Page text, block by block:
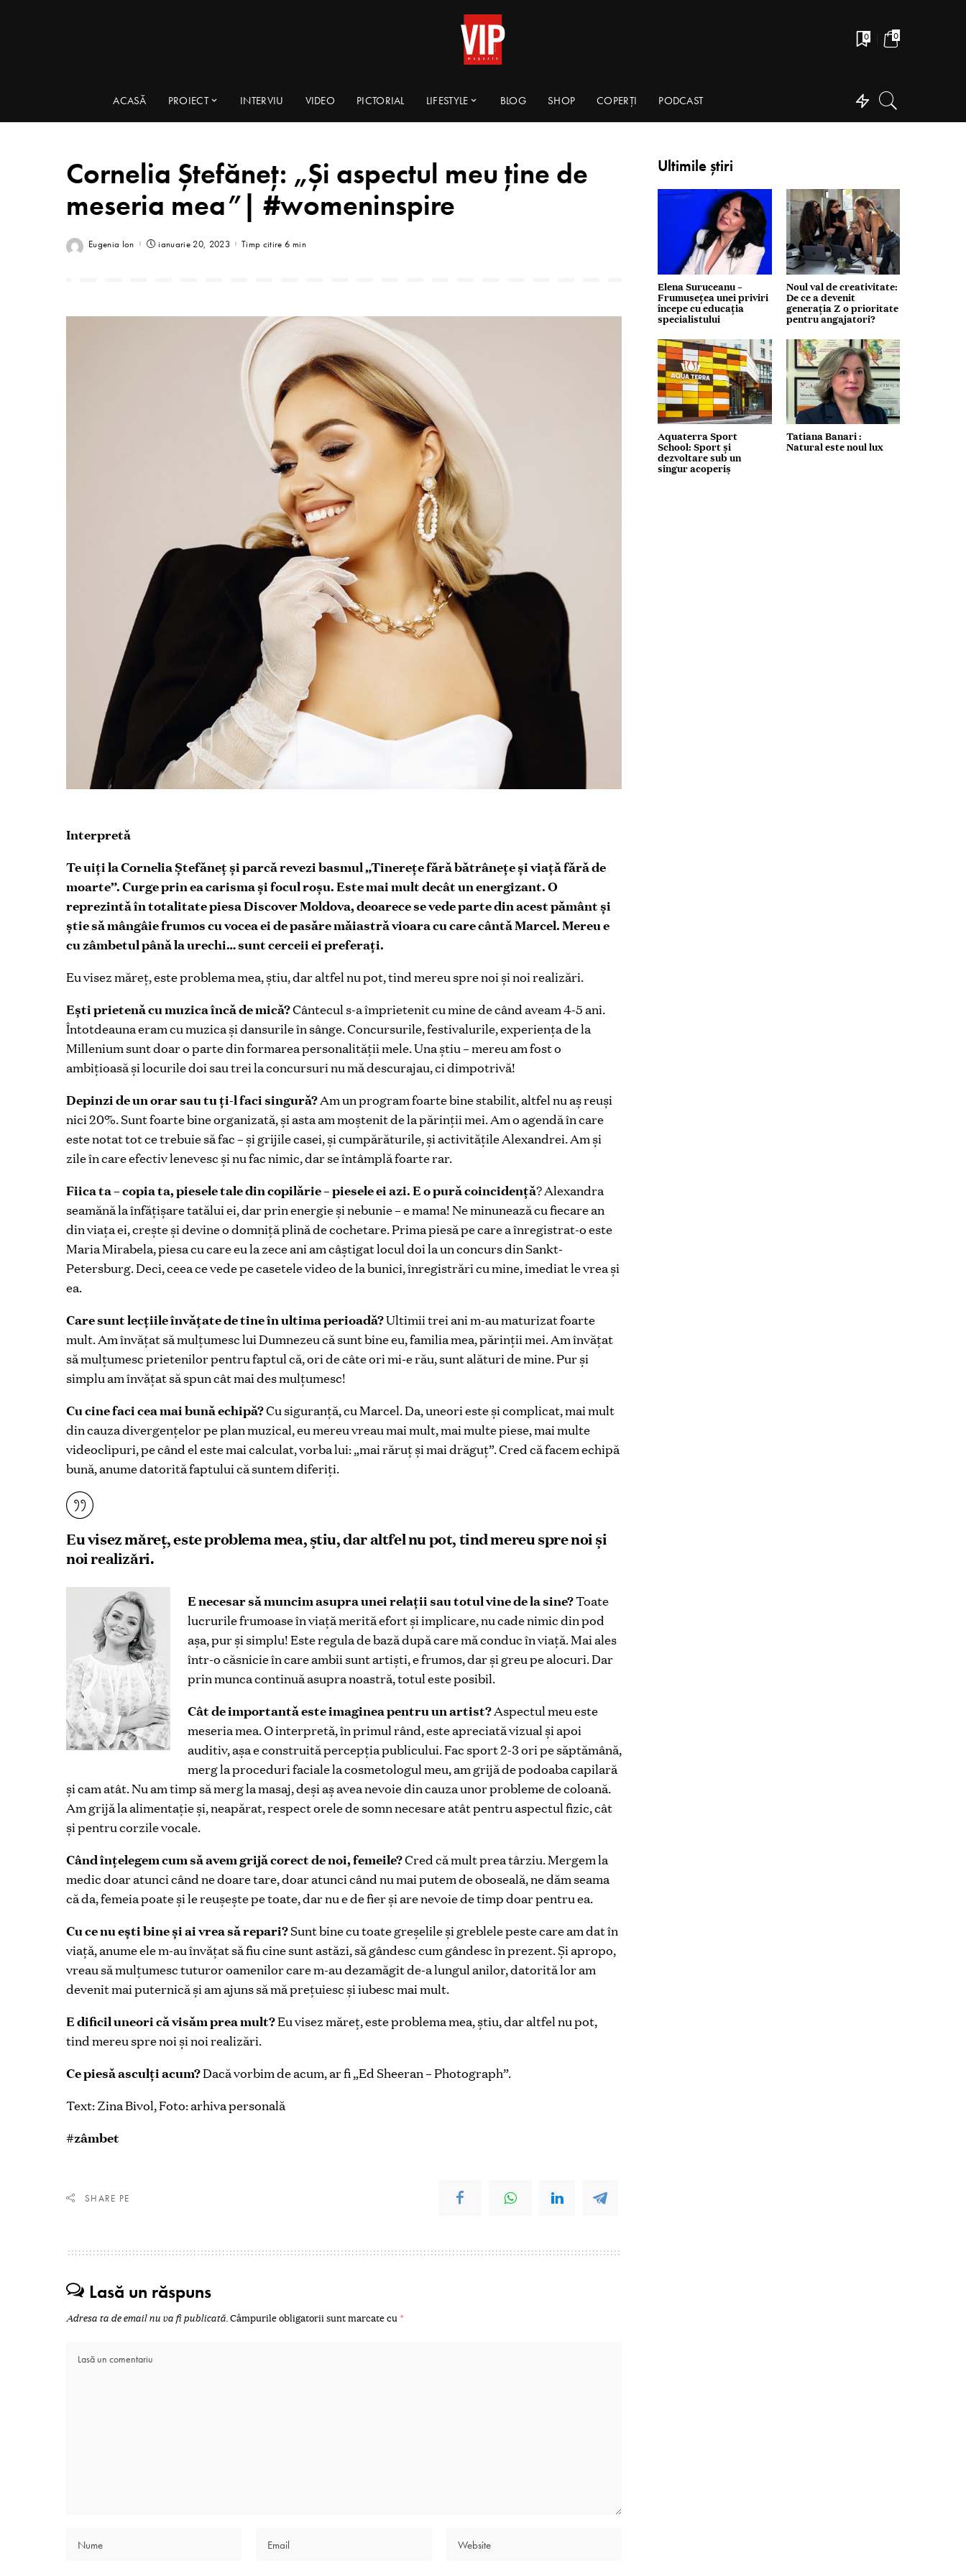
0 0
ACASĂ PROIECT INTERVIU VIDEO PICTORIAL LIFESTYLE BLOG SHOP COPERȚI PODCAST
Cornelia Ștefăneț: „Și aspectul meu ține de
meseria mea”| #womeninspire
Eugenia Ion ianuarie 20, 2023 Timp citire 6 min
Interpretă
Te uiți la Cornelia Ștefăneț și parcă revezi basmul „Tinerețe fără bătrânețe și viață fără de
moarte”. Curge prin ea carisma și focul roșu. Este mai mult decât un energizant. O
reprezintă în totalitate piesa Discover Moldova, deoarece se vede parte din acest pământ și
știe să mângâie frumos cu vocea ei de pasăre măiastră vioara cu care cântă Marcel. Mereu e
cu zâmbetul până la urechi… sunt cerceii ei preferați.
Eu visez măreț, este problema mea, știu, dar altfel nu pot, tind mereu spre noi și noi realizări.
Ești prietenă cu muzica încă de mică?Cântecul s-a împrietenit cu mine de când aveam 4-5 ani.
Întotdeauna eram cu muzica și dansurile în sânge. Concursurile, festivalurile, experiența de la
Millenium sunt doar o parte din formarea personalității mele. Una știu – mereu am fost o
ambițioasă și locurile doi sau trei la concursuri nu mă descurajau, ci dimpotrivă!
Depinzi de un orar sau tu ți-l faci singură?Am un program foarte bine stabilit, altfel nu aș reuși
nici 20%. Sunt foarte bine organizată, și asta am moștenit de la părinții mei. Am o agendă în care
este notat tot ce trebuie să fac – și grijile casei, și cumpărăturile, și activitățile Alexandrei. Am și
zile în care efectiv lenevesc și nu fac nimic, dar se întâmplă foarte rar.
Fiica ta – copia ta, piesele tale din copilărie – piesele ei azi. E o pură coincidență? Alexandra
seamănă la înfățișare tatălui ei, dar prin energie și nebunie – e mama! Ne minunează cu fiecare an
din viața ei, crește și devine o domniță plină de cochetare. Prima piesă pe care a înregistrat-o este
Maria Mirabela, piesa cu care eu la zece ani am câștigat locul doi la un concurs din Sankt-
Petersburg. Deci, ceea ce vede pe casetele video de la bunici, înregistrări cu mine, imediat le vrea și
ea.
Care sunt lecțiile învățate de tine în ultima perioadă?Ultimii trei ani m-au maturizat foarte
mult. Am învățat să mulțumesc lui Dumnezeu că sunt bine eu, familia mea, părinții mei. Am învățat
să mulțumesc prietenilor pentru faptul că, ori de câte ori mi-e rău, sunt alături de mine. Pur și
simplu am învățat să spun cât mai des mulțumesc!
Cu cine faci cea mai bună echipă?Cu siguranță, cu Marcel. Da, uneori este și complicat, mai mult
din cauza divergențelor pe plan muzical, eu mereu vreau mai mult, mai multe piese, mai multe
videoclipuri, pe când el este mai calculat, vorba lui: „mai răruț și mai drăguț”. Cred că facem echipă
bună, anume datorită faptului că suntem diferiți.
Eu visez măreț, este problema mea, știu, dar altfel nu pot, tind mereu spre noi și
noi realizări.
E necesar să muncim asupra unei relații sau totul vine de la sine?Toate
lucrurile frumoase în viață merită efort și implicare, nu cade nimic din pod
așa, pur și simplu! Este regula de bază după care mă conduc în viață. Mai ales
într-o căsnicie în care ambii sunt artiști, e frumos, dar și greu pe alocuri. Dar
prin munca continuă asupra noastră, totul este posibil.
Cât de importantă este imaginea pentru un artist?Aspectul meu este
meseria mea. O interpretă, în primul rând, este apreciată vizual și apoi
auditiv, așa e construită percepția publicului. Fac sport 2-3 ori pe săptămână,
merg la proceduri faciale la cosmetologul meu, am grijă de podoaba capilară
și cam atât. Nu am timp să merg la masaj, deși aș avea nevoie din cauza unor probleme de coloană.
Am grijă la alimentație și, neapărat, respect orele de somn necesare atât pentru aspectul fizic, cât
și pentru corzile vocale.
Când înțelegem cum să avem grijă corect de noi, femeile?Cred că mult prea târziu. Mergem la
medic doar atunci când ne doare tare, doar atunci când nu mai putem de oboseală, ne dăm seama
că da, femeia poate și le reușește pe toate, dar nu e de fier și are nevoie de timp doar pentru ea.
Cu ce nu ești bine și ai vrea să repari?Sunt bine cu toate greșelile și greblele peste care am dat în
viață, anume ele m-au învățat să fiu cine sunt astăzi, să gândesc cum gândesc în prezent. Și apropo,
vreau să mulțumesc tuturor oamenilor care m-au dezamăgit de-a lungul anilor, datorită lor am
devenit mai puternică și am ajuns să mă prețuiesc și iubesc mai mult.
E dificil uneori că visăm prea mult?Eu visez măreț, este problema mea, știu, dar altfel nu pot,
tind mereu spre noi și noi realizări.
Ce piesă asculți acum?Dacă vorbim de acum, ar fi „Ed Sheeran – Photograph”.
Text: Zina Bivol, Foto: arhiva personală
#zâmbet
SHARE PE
Lasă un răspuns
Adresa ta de email nu va fi publicată.Câmpurile obligatorii sunt marcate cu *
Ultimile știri
Elena Suruceanu –
Frumusețea unei priviri
începe cu educația
specialistului
Noul val de creativitate:
De ce a devenit
generația Z o prioritate
pentru angajatori?
Aquaterra Sport
School: Sport și
dezvoltare sub un
singur acoperiș
Tatiana Banari :
Natural este noul lux